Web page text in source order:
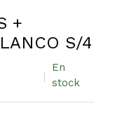
+
S/4
En
stock